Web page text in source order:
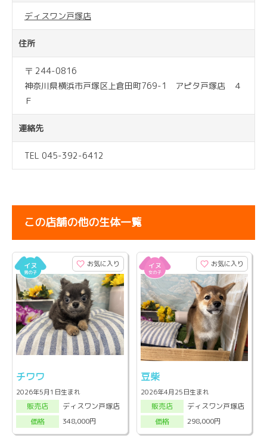
ディスワン戸塚店
住所
〒 244-0816
神奈川県横浜市戸塚区上倉田町769-1 アピタ戸塚店 ４
Ｆ
連絡先
TEL 045-392-6412
この店舗の他の生体一覧
お気に入り
チワワ
2026年5月1日生まれ
販売店
ディスワン戸塚店
価格
348,000円
お気に入り
豆柴
2026年4月25日生まれ
販売店
ディスワン戸塚店
価格
298,000円